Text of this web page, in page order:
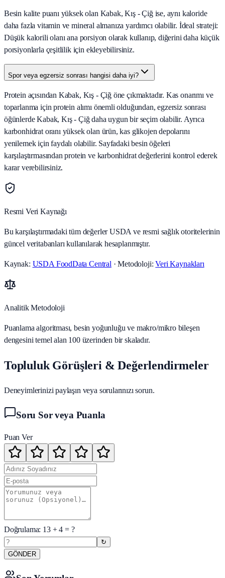
Besin kalite puanı yüksek olan Kabak, Kış - Çiğ ise, aynı kaloride
daha fazla vitamin ve mineral almanıza yardımcı olabilir. İdeal strateji:
Düşük kalorili olanı ana porsiyon olarak kullanıp, diğerini daha küçük
porsiyonlarla çeşitlilik için ekleyebilirsiniz.
Spor veya egzersiz sonrası hangisi daha iyi?
Protein açısından Kabak, Kış - Çiğ öne çıkmaktadır. Kas onarımı ve
toparlanma için protein alımı önemli olduğundan, egzersiz sonrası
öğünlerde Kabak, Kış - Çiğ daha uygun bir seçim olabilir. Ayrıca
karbonhidrat oranı yüksek olan ürün, kas glikojen depolarını
yenilemek için faydalı olabilir. Sayfadaki besin öğeleri
karşılaştırmasından protein ve karbonhidrat değerlerini kontrol ederek
karar verebilirsiniz.
Resmi Veri Kaynağı
Bu karşılaştırmadaki tüm değerler USDA ve resmi sağlık otoritelerinin
güncel veritabanları kullanılarak hesaplanmıştır.
Kaynak: USDA FoodData Central · Metodoloji:Veri Kaynakları
Analitik Metodoloji
Puanlama algoritması, besin yoğunluğu ve makro/mikro bileşen
dengesini temel alan 100 üzerinden bir skaladır.
Topluluk Görüşleri & Değerlendirmeler
Deneyimlerinizi paylaşın veya sorularınızı sorun.
Soru Sor veya Puanla
Puan Ver
Doğrulama: 13+4 = ?
↻
GÖNDER